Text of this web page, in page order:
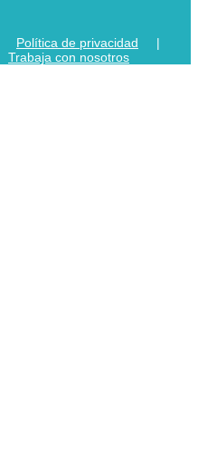
Política de privacidad |
Trabaja con nosotros